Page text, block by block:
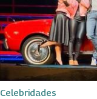
Celebridades